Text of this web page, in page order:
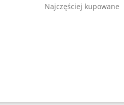
Najczęściej kupowane